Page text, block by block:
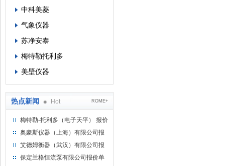
中科美菱
气象仪器
苏净安泰
梅特勒托利多
美壁仪器
热点新闻 Hot ROME+
梅特勒-托利多（电子天平） 报价
单
奥豪斯仪器（上海）有限公司报
价单
艾德姆衡器（武汉）有限公司报
价单
保定兰格恒流泵有限公司报价单